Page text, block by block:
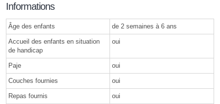
Informations
Âge des enfants de 2 semaines à 6 ans
Accueil des enfants en situation
de handicap
oui
Paje oui
Couches fournies oui
Repas fournis oui